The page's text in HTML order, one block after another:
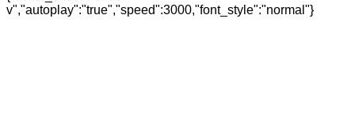
v","autoplay":"true","speed":3000,"font_style":"normal"}